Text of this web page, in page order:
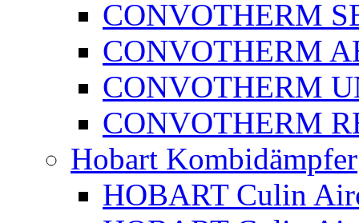
CONVOTHERM
CONVOTHERM
CONVOTHERM
CONVOTHERM
Hobart Kombidämpfer
HOBART Culin